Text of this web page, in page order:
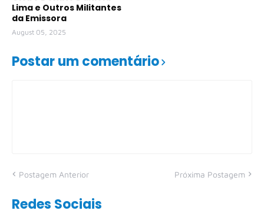
Lima e Outros Militantes
da Emissora
August 05, 2025
Postar um comentário
Postagem Anterior Próxima Postagem
Redes Sociais